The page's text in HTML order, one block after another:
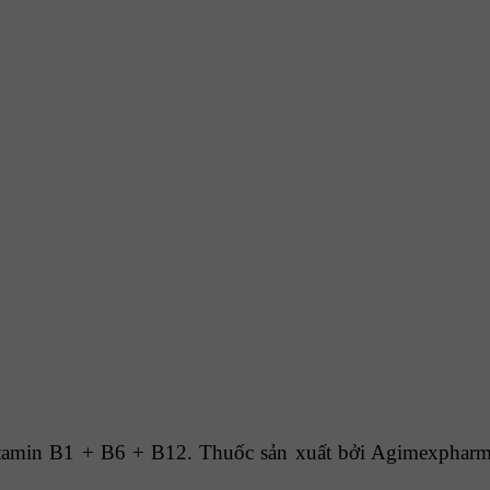
B1 + B6 + B12. Thuốc sản xuất bởi